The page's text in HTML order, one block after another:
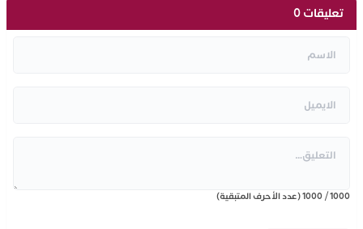
تعليقات 0
1000
/
1000(عدد الأحرف المتبقية)